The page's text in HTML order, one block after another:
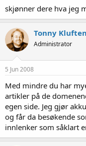
skjønner dere hva jeg
Tonny Kluften
Administrator
5 Jun 2008
Med mindre du har
artikler på de
egen side. Jeg gjør
og får da besøkende
innlenker som såklart